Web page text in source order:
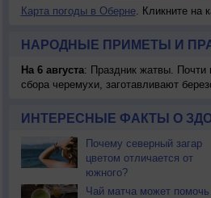
Карта погоды в Оберне. Кликните на
НАРОДНЫЕ ПРИМЕТЫ И
На 6 августа: Праздник жатвы. Почти
сбора черемухи, заготавливают
ИНТЕРЕСНЫЕ ФАКТЫ О
Почему северный загар
цветом отличается от
южного?
Чай матча может помочь